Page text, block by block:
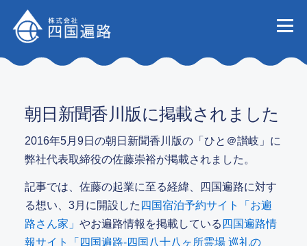
メニュー
会社
朝日新聞香川版に掲載されました
2016年5月9日の朝日新聞香川版の「ひと＠讃岐」に
弊社代表取締役の佐藤崇裕が掲載されました。
記事では、佐藤の起業に至る経緯、四国遍路に対す
る想い、3月に開設した 四国宿泊予約サイト「お遍
路さん家」 やお遍路情報を掲載している 四国遍路情
報サイト「四国遍路-四国八十八ヶ所霊場 巡礼の